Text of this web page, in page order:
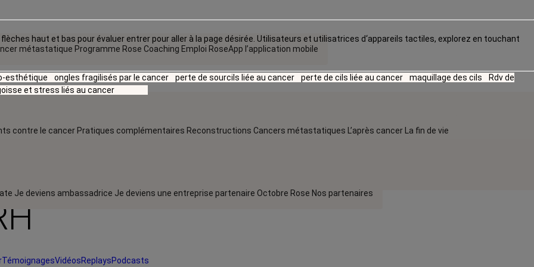
métastatique Programme Rose Coaching Emploi RoseApp l’application mobile
contre le cancer Pratiques complémentaires Reconstructions Cancers métastatiques L’après cancer La fin de vie
Je deviens ambassadrice Je deviens une entreprise partenaire Octobre Rose Nos partenaires
haut et bas pour évaluer entrer pour aller à la page désirée. Utilisateurs et utilisatrices d‘appareils tactiles, explorez en touchant
esthétique ongles fragilisés par le cancer perte de sourcils liée au cancer perte de cils liée au cancer maquillage des cils
Rdv de
et stress liés au cancer
TémoignagesVidéosReplaysPodcasts